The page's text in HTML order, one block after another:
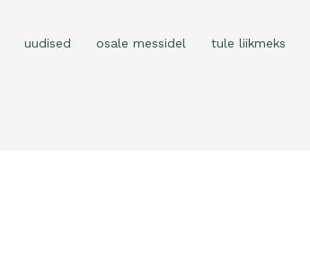
uudised osale messidel tule liikmeks